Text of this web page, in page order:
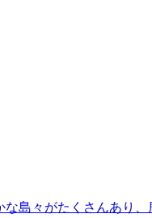
島々がたくさんあり